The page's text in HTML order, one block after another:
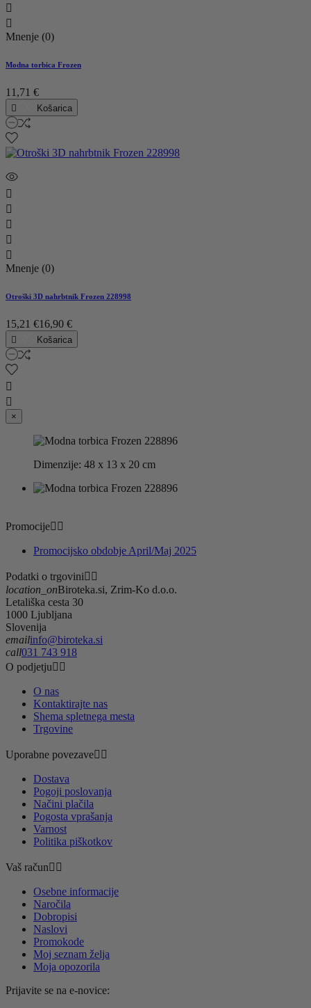


Mnenje (0)
Modna torbica Frozen
11,71 €
 Košarica





Mnenje (0)
Otroški 3D nahrbtnik Frozen 228998
15,21 €16,90 €
 Košarica


×
Dimenzije: 48 x 13 x 20 cm
Promocije 
Promocijsko obdobje April/Maj 2025
Podatki o trgovini 
location_onBiroteka.si, Zrim-Ko d.o.o.
Letališka cesta 30
1000 Ljubljana
Slovenija
emailinfo@biroteka.si
call031 743 918
O podjetju 
O nas
Kontaktirajte nas
Shema spletnega mesta
Trgovine
Uporabne povezave 
Dostava
Pogoji poslovanja
Načini plačila
Pogosta vprašanja
Varnost
Politika piškotkov
Vaš račun 
Osebne informacije
Naročila
Dobropisi
Naslovi
Promokode
Moj seznam želja
Moja opozorila
Prijavite se na e-novice: